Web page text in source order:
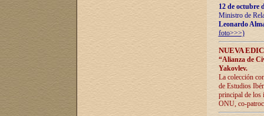
12 de octubre
Ministro de
Leonardo
foto>>>)
NUEVA
“Alianza de
Yakovlev.
La colección
de Estudios
principal de los
ONU, co-